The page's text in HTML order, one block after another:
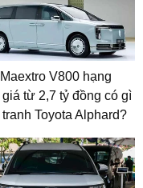
Maextro V800 hạng
từ 2,7 tỷ đồng có gì
Toyota Alphard?